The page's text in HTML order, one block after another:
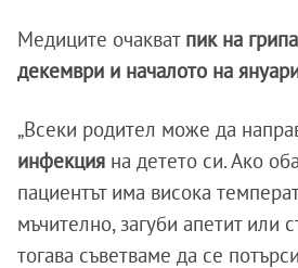
Медиците очакват пик на
декември и началото на
„Всеки родител може да
инфекция на детето си. Ако
пациентът има висока
мъчително, загуби апетит или
тогава съветваме да се